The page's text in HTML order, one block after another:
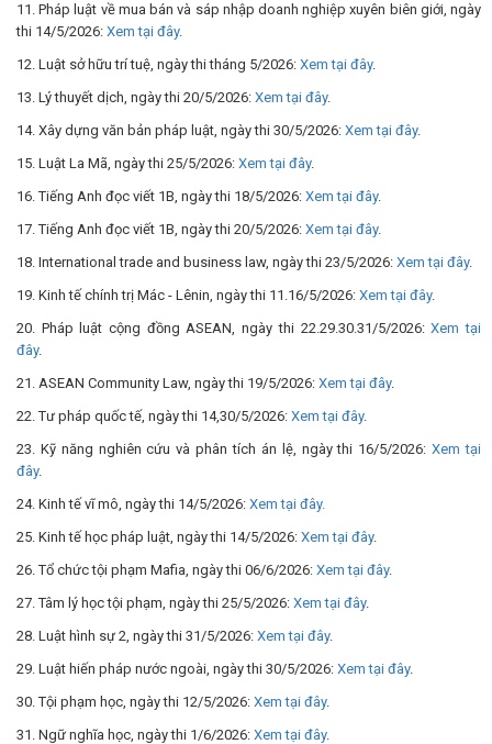
11. Pháp luật về mua bán và sáp nhập doanh nghiệp xuyên biên giới, ngày
thi 14/5/2026: Xem tại đây.
12. Luật sở hữu trí tuệ, ngày thi tháng 5/2026: Xem tại đây.
13. Lý thuyết dịch, ngày thi 20/5/2026: Xem tại đây.
14. Xây dựng văn bản pháp luật, ngày thi 30/5/2026: Xem tại đây.
15. Luật La Mã, ngày thi 25/5/2026: Xem tại đây.
16. Tiếng Anh đọc viết 1B, ngày thi 18/5/2026: Xem tại đây.
17. Tiếng Anh đọc viết 1B, ngày thi 20/5/2026: Xem tại đây.
18. International trade and business law, ngày thi 23/5/2026: Xem tại đây.
19. Kinh tế chính trị Mác - Lênin, ngày thi 11.16/5/2026: Xem tại đây.
20. Pháp luật cộng đồng ASEAN, ngày thi 22.29.30.31/5/2026:Xem tại
đây.
21. ASEAN Community Law, ngày thi 19/5/2026: Xem tại đây.
22. Tư pháp quốc tế, ngày thi 14,30/5/2026: Xem tại đây.
23. Kỹ năng nghiên cứu và phân tích án lệ, ngày thi 16/5/2026:Xem tại
đây.
24. Kinh tế vĩ mô, ngày thi 14/5/2026: Xem tại đây.
25. Kinh tế học pháp luật, ngày thi 14/5/2026: Xem tại đây.
26. Tổ chức tội phạm Mafia, ngày thi 06/6/2026: Xem tại đây.
27. Tâm lý học tội phạm, ngày thi 25/5/2026: Xem tại đây.
28. Luật hình sự 2, ngày thi 31/5/2026: Xem tại đây.
29. Luật hiến pháp nước ngoài, ngày thi 30/5/2026: Xem tại đây.
30. Tội phạm học, ngày thi 12/5/2026: Xem tại đây.
31. Ngữ nghĩa học, ngày thi 1/6/2026: Xem tại đây.